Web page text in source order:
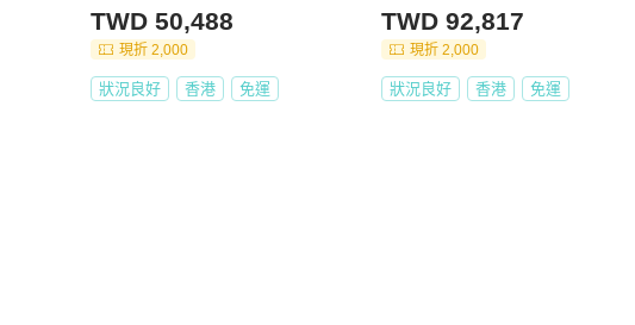
TWD 50,488
現折 2,000
狀況良好 香港 免運
TWD 92,817
現折 2,000
狀況良好 香港 免運